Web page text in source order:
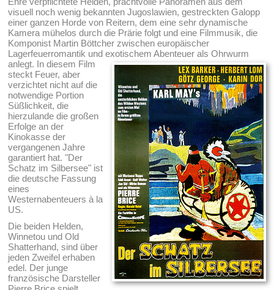
visuell noch wenig bekannten Jugoslawien, gestreckten Galopp
einer ganzen Horde von Reitern, dem eine sehr dynamische
Kamera mühelos durch die Prärie folgt und eine Filmmusik, die
Komponist Martin Böttcher zwischen europäischer
Lagerfeuerromantik und exotischem Abenteuer als Ohrwurm
anlegt. In diesem Film
steckt Feuer, aber
verzichtet nicht auf die
notwendige Portion
Süßlichkeit, die
hierzulande die großen
Erfolge an der
Kinokasse der
vergangenen Jahre
garantiert hat. "Der
Schatz im Silbersee" ist
die deutsche Fassung
eines
Westernabenteuers à la
US.
Die beiden Helden,
Winnetou und Old
Shatterhand, sind über
jeden Zweifel erhaben
edel. Der junge
französische Darsteller